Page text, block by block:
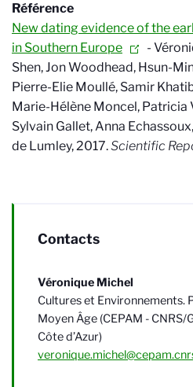
Référence
New dating evidence of the
in Southern Europe
-
Shen, Jon Woodhead, Hsun-
Pierre-Elie Moullé, Samir
Marie-Hélène Moncel, Patricia
Sylvain Gallet, Anna
de Lumley, 2017.Scientific
Contacts
Véronique Michel
Cultures et Environnements.
Moyen Âge (CEPAM -
Côte d’Azur)